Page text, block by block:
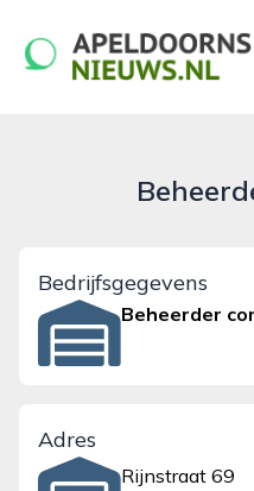
apeldoornsnieuws.nl
Bedrijfsgegevens
Beheerder
Adres
Rijnstraat 69